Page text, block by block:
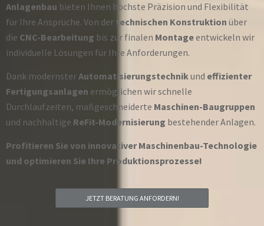
Anlagenbau bieten Ihnen höchste Präzision und Flexibilität
für Ihre Ansprüche. Von der technischen Konstruktion über
die CNC-Bearbeitung bis zur finalen Montageentwickeln wir
individuelle Lösungen für Ihre Anforderungen.
Dank modernsterAutomatisierungstechnikund effizienter
Fertigungsanlagen ermöglichen wir schnelle
Durchlaufzeiten, maßgeschneiderte Maschinen-Baugruppen
und nachhaltige ReFit-Modernisierung bestehender Anlagen.
Profitieren Sie von innovativer Maschinenbau-Technologie
und optimieren Sie Ihre Produktionsprozesse!
JETZT BERATUNG ANFORDERN!